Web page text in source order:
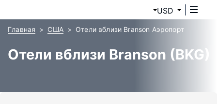
USD
Главная США Отели вблизи Branson Аэропорт
Отели вблизи Branson (BKG)